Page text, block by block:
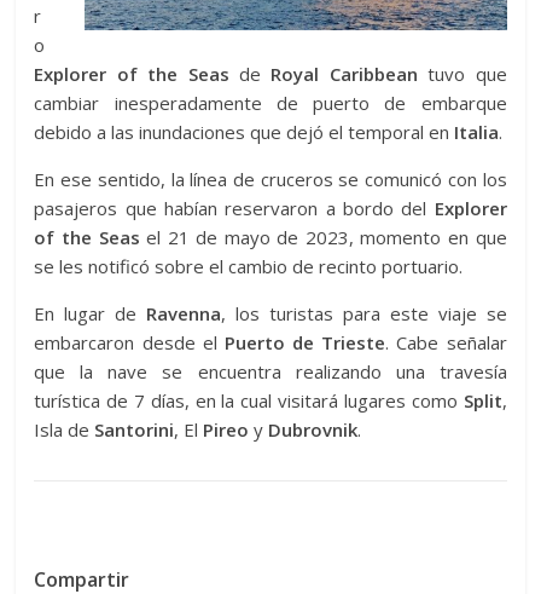
r
o
Explorer of the Seas de Royal Caribbean tuvo que
cambiar inesperadamente de puerto de embarque
debido a las inundaciones que dejó el temporal en Italia.
En ese sentido, la línea de cruceros se comunicó con los
pasajeros que habían reservaron a bordo del Explorer
of the Seas el 21 de mayo de 2023, momento en que
se les notificó sobre el cambio de recinto portuario.
En lugar de Ravenna, los turistas para este viaje se
embarcaron desde el Puerto de Trieste. Cabe señalar
que la nave se encuentra realizando una travesía
turística de 7 días, en la cual visitará lugares como Split,
Isla de Santorini, El Pireo y Dubrovnik.
Compartir